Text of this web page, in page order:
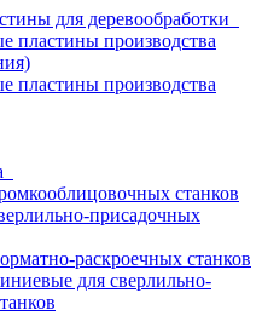
для деревообработки
пластины производства
пластины производства
станков
присадочных
раскроечных станков
для сверлильно-